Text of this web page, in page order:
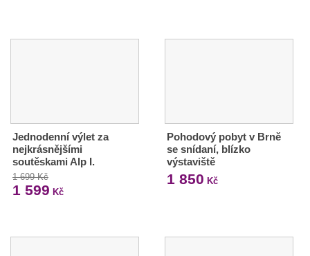
Jednodenní výlet za
nejkrásnějšími
soutěskami Alp I.
1 699 Kč
1 599 Kč
Pohodový pobyt v Brně
se snídaní, blízko
výstaviště
1 850 Kč